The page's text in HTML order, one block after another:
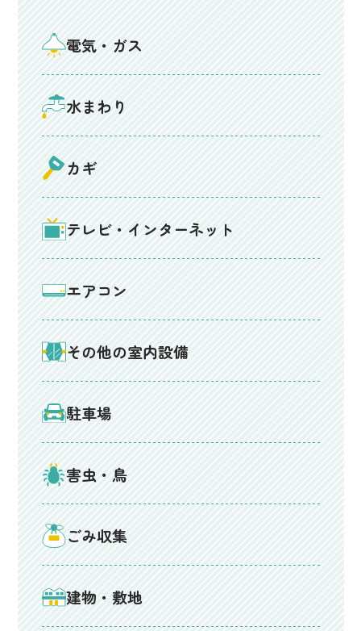
電気・ガス
水まわり
カギ
テレビ・インターネット
エアコン
その他の室内設備
駐車場
害虫・鳥
ごみ収集
建物・敷地